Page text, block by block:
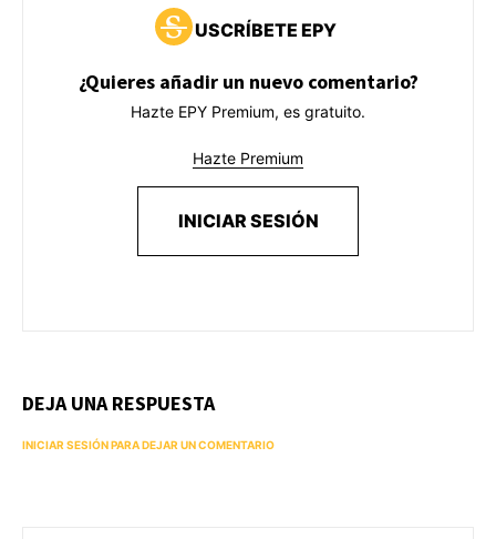
USCRÍBETE EPY
¿Quieres añadir un nuevo comentario?
Hazte EPY Premium, es gratuito.
Hazte Premium
INICIAR SESIÓN
DEJA UNA RESPUESTA
INICIAR SESIÓN PARA DEJAR UN COMENTARIO